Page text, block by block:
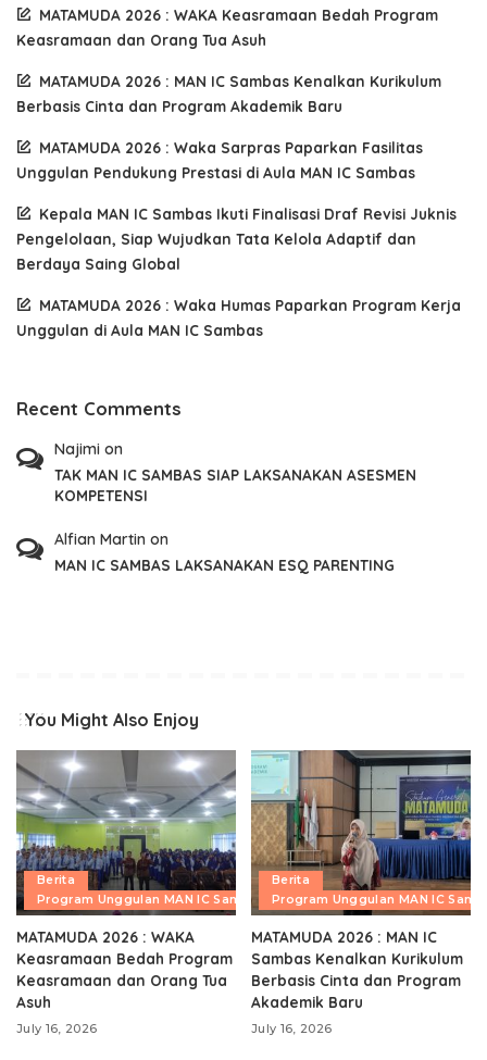
MATAMUDA 2026 : WAKA Keasramaan Bedah Program
Keasramaan dan Orang Tua Asuh
MATAMUDA 2026 : MAN IC Sambas Kenalkan Kurikulum
Berbasis Cinta dan Program Akademik Baru
MATAMUDA 2026 : Waka Sarpras Paparkan Fasilitas
Unggulan Pendukung Prestasi di Aula MAN IC Sambas
Kepala MAN IC Sambas Ikuti Finalisasi Draf Revisi Juknis
Pengelolaan, Siap Wujudkan Tata Kelola Adaptif dan
Berdaya Saing Global
MATAMUDA 2026 : Waka Humas Paparkan Program Kerja
Unggulan di Aula MAN IC Sambas
Recent Comments
Najimi on
TAK MAN IC SAMBAS SIAP LAKSANAKAN ASESMEN
KOMPETENSI
Alfian Martin on
MAN IC SAMBAS LAKSANAKAN ESQ PARENTING
You Might Also Enjoy
Berita
Program Unggulan MAN IC Sambas
MATAMUDA 2026 : WAKA
Keasramaan Bedah Program
Keasramaan dan Orang Tua
Asuh
July 16, 2026
Berita
Program Unggulan MAN IC
MATAMUDA 2026 : MAN IC
Sambas Kenalkan Kurikulum
Berbasis Cinta dan Program
Akademik Baru
July 16, 2026